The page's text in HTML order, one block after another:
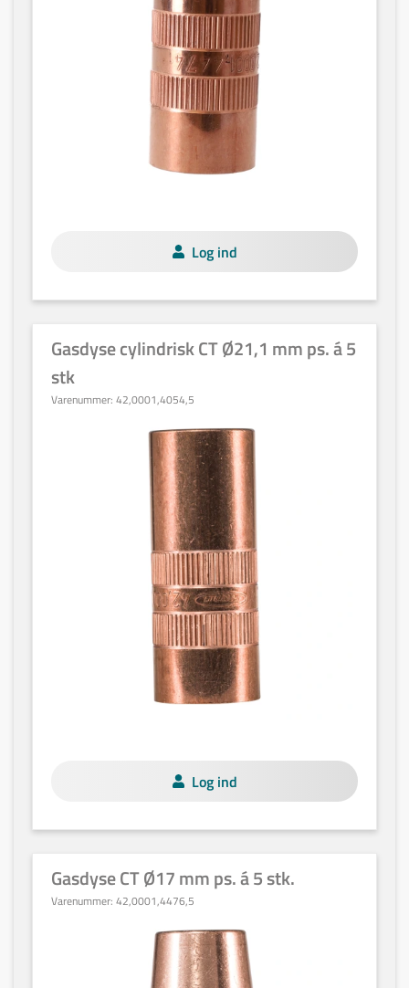
Log ind
Gasdyse cylindrisk CT Ø21,1 mm ps. á 5
stk
Varenummer: 42,0001,4054,5
Log ind
Gasdyse CT Ø17 mm ps. á 5 stk.
Varenummer: 42,0001,4476,5